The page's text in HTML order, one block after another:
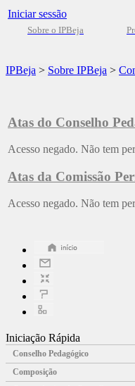
Iniciar sessão
Sobre o IPBeja
IPBeja > Sobre IPBeja >
Atas do Conselho
Acesso negado. Não tem
Atas da Comissão
Acesso negado. Não tem
Iniciação Rápida
Conselho Pedagógico
Composição